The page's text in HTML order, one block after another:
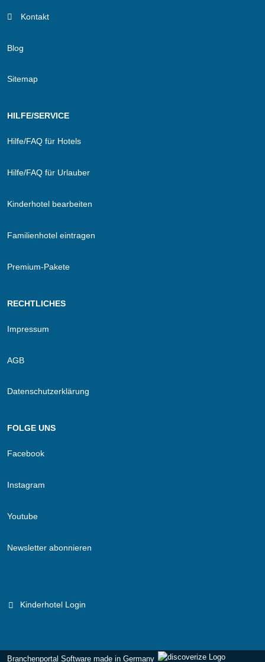
Kontakt
Blog
Sitemap
HILFE/SERVICE
Hilfe/FAQ für Hotels
Hilfe/FAQ für Urlauber
Kinderhotel bearbeiten
Familienhotel eintragen
Premium-Pakete
RECHTLICHES
Impressum
AGB
Datenschutzerklärung
FOLGE UNS
Facebook
Instagram
Youtube
Newsletter abonnieren
Kinderhotel Login
Branchenportal Software made in Germany